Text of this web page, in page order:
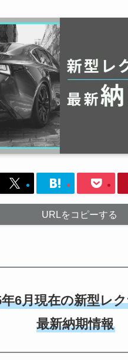
URLをコピーする
6月現在の新型レ
最新納期情報